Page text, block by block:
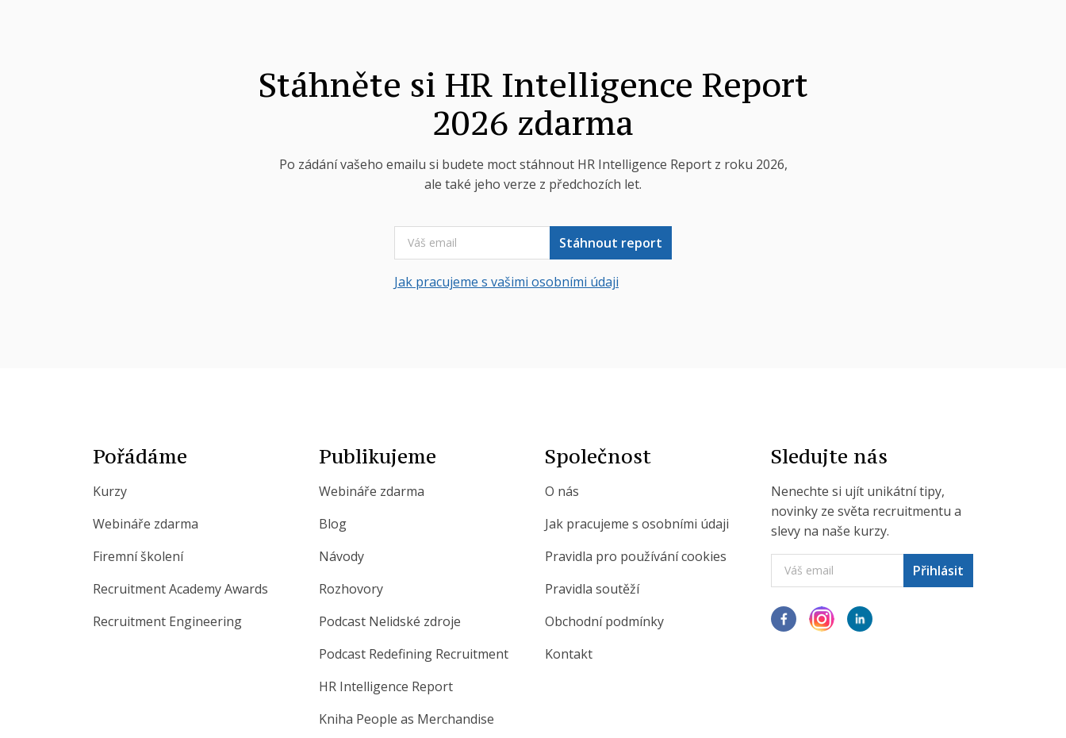
Stáhněte si HR Intelligence Report
2026 zdarma
Po zádání vašeho emailu si budete moct stáhnout HR Intelligence Report z roku 2026,
ale také jeho verze z předchozích let.
Stáhnout report
Jak pracujeme s vašimi osobními údaji
Pořádáme
Kurzy
Webináře zdarma
Firemní školení
Recruitment Academy Awards
Recruitment Engineering
Publikujeme
Webináře zdarma
Blog
Návody
Rozhovory
Podcast Nelidské zdroje
Podcast Redefining Recruitment
HR Intelligence Report
Kniha People as Merchandise
Společnost
O nás
Jak pracujeme s osobními údaji
Pravidla pro používání cookies
Pravidla soutěží
Obchodní podmínky
Kontakt
Sledujte nás
Nenechte si ujít unikátní tipy,
novinky ze světa recruitmentu a
slevy na naše kurzy.
Přihlásit